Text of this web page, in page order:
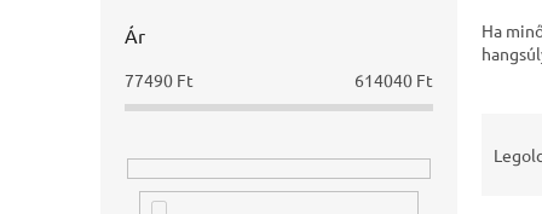
Ár
77490 Ft 614040 Ft
Ha